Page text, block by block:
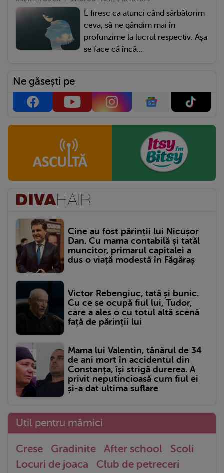
E firesc ca atunci când sărbătorim
ceva, să ne gândim mai în
profunzime la lucrul respectiv. Așa
se face că încă...
Ne găsești pe
Cine au fost părinții lui Nicușor
Dan. Cu mama contabilă și tatăl
muncitor, primarul capitalei a
dus o viață modestă în Făgăraș
Victor Rebengiuc, tată și bunic.
Cu ce se ocupă fiul lui, Tudor,
care a ales o cu totul altă scenă
față de părinții lui
Mama lui Valentin, tânărul de 34
de ani mort în accidentul din
Constanța, își strigă durerea. A
privit neputincioasă cum fiul ei
și-a dat ultima suflare
Util pentru mămici
Crese Gradinite After school
Scoli
Locuri de joaca
Club de petreceri